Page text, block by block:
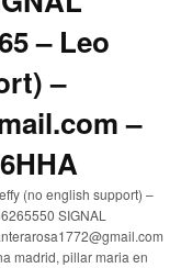
– Leo
–
–
(no english support) –
SIGNAL
madrid, pillar maria en